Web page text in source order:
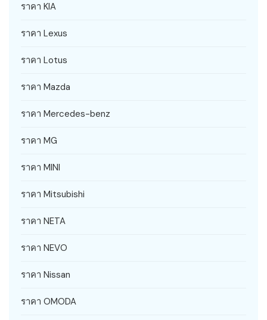
ราคา KIA
ราคา Lexus
ราคา Lotus
ราคา Mazda
ราคา Mercedes-benz
ราคา MG
ราคา MINI
ราคา Mitsubishi
ราคา NETA
ราคา NEVO
ราคา Nissan
ราคา OMODA